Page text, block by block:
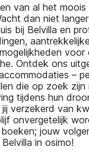
van al het
dan niet
bij Belvilla en
voor
Ontdek ons
–
die op zoek
tijdens hun
verzekerd van
onvergetelijk
jouw
in osimo!